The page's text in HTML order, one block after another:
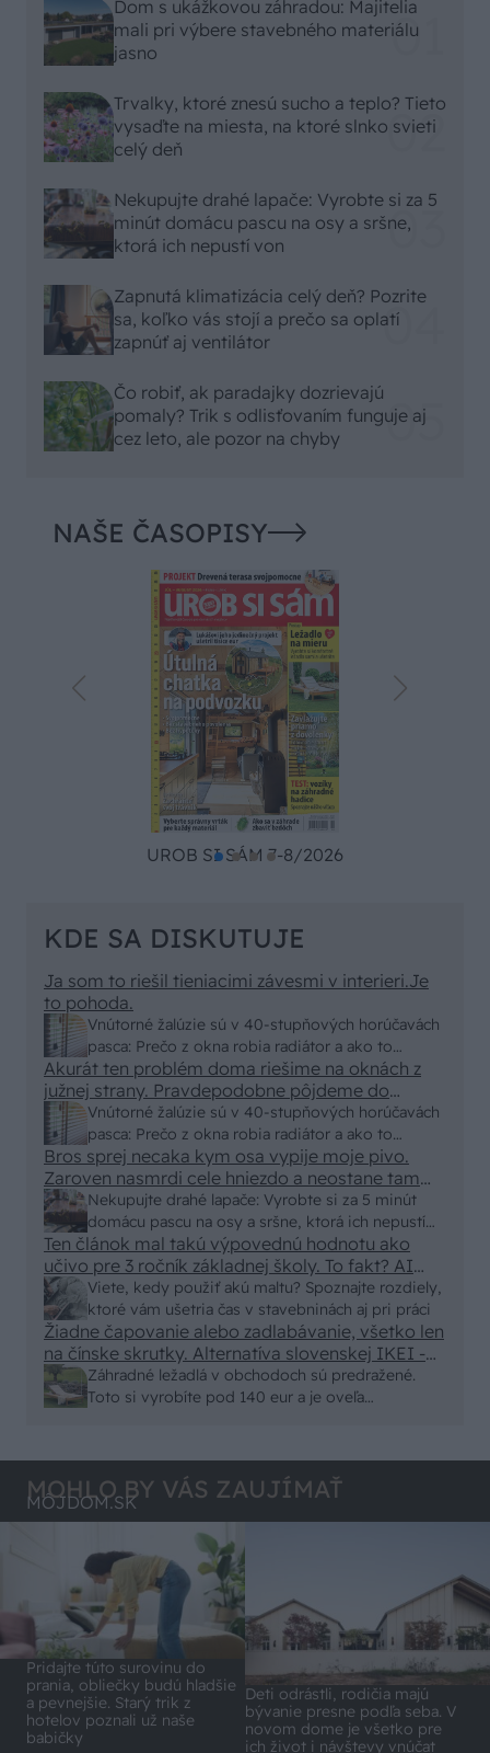
Dom s ukážkovou záhradou: Majitelia
mali pri výbere stavebného materiálu
jasno
Trvalky, ktoré znesú sucho a teplo? Tieto
vysaďte na miesta, na ktoré slnko svieti
celý deň
Nekupujte drahé lapače: Vyrobte si za 5
minút domácu pascu na osy a sršne,
ktorá ich nepustí von
Zapnutá klimatizácia celý deň? Pozrite
sa, koľko vás stojí a prečo sa oplatí
zapnúť aj ventilátor
Čo robiť, ak paradajky dozrievajú
pomaly? Trik s odlisťovaním funguje aj
cez leto, ale pozor na chyby
NAŠE ČASOPISY
UROB SI SÁM 7-8/2026
KDE SA DISKUTUJE
Vnútorné žalúzie sú v 40-stupňových horúčavách
pasca: Prečo z okna robia radiátor a ako to
vyriešiť za pár eur?
Ja som to riešil tieniacimi závesmi v interieri.Je
to pohoda.
Vnútorné žalúzie sú v 40-stupňových horúčavách
pasca: Prečo z okna robia radiátor a ako to
vyriešiť za pár eur?
Akurát ten problém doma riešime na oknách z
južnej strany. Pravdepodobne pôjdeme do
vonkajšieho tienenia na spôsob markízy
250x150cm. Čínsky predajcovia idú okolo 100
eur kus.
Nekupujte drahé lapače: Vyrobte si za 5 minút
domácu pascu na osy a sršne, ktorá ich nepustí
von
Bros sprej necaka kym osa vypije moje pivo.
Zaroven nasmrdi cele hniezdo a neostane tam
nic zive. Vasa pasca naucinke moc efektivne.
Skor pritiahne slimaky
Viete, kedy použiť akú maltu? Spoznajte rozdiely,
ktoré vám ušetria čas v stavebninách aj pri práci
Ten článok mal takú výpovednú hodnotu ako
učivo pre 3 ročník základnej školy. To fakt? AI
alebo nejaka kniha z VŠ? Dnešné rychlotvrdnuce
malty - pevnosť 40 Mpa a doba schnutia tak 15
minut , k tomu vodotesné s kryštálikou. A rozdiel
- schnutie a zretie. Nič?
Záhradné ležadlá v obchodoch sú predražené.
Toto si vyrobíte pod 140 eur a je oveľa
Žiadne čapovanie alebo zadlabávanie, všetko len
na čínske skrutky. Alternatíva slovenskej IKEI -
čo sa týka pevnosti. Autor si nedal veľa námahy s
remeselným spracovaním, škoda. No lepšie než
MOHLO BY VÁS ZAUJÍMAŤ
MÔJDOM.SK
Pridajte túto surovinu do
prania, obliečky budú hladšie
a pevnejšie. Starý trik z
hotelov poznali už naše
babičky
Deti odrástli, rodičia majú
bývanie presne podľa seba. V
novom dome je všetko pre
ich život i návštevy vnúčat